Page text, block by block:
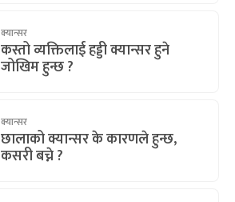
क्यान्सर
कस्तो व्यक्तिलाई हड्डी क्यान्सर हुने
जोखिम हुन्छ ?
क्यान्सर
छालाको क्यान्सर के कारणले हुन्छ,
कसरी बच्ने ?